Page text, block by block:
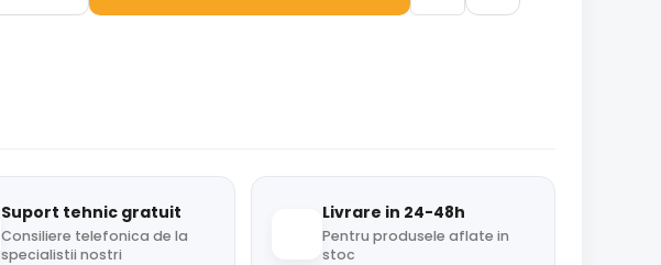
Suport tehnic gratuit
Consiliere telefonica de la
specialistii nostri
Livrare in 24-48h
Pentru produsele aflate in
stoc